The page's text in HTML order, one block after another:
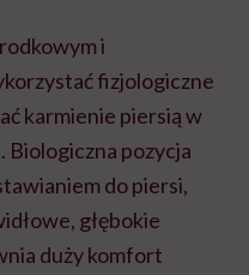
i
fizjologiczne
karmienie piersią w
pozycja
do piersi,
głębokie
duży komfort